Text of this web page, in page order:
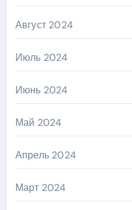
Август 2024
Июль 2024
Июнь 2024
Май 2024
Апрель 2024
Март 2024